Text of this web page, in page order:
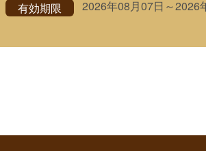
有効期限
2026年08月07日 ～2026